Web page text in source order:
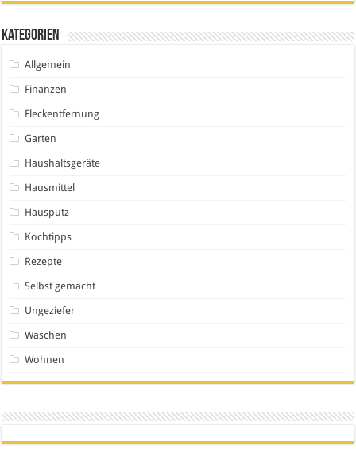
Kategorien
Allgemein
Finanzen
Fleckentfernung
Garten
Haushaltsgeräte
Hausmittel
Hausputz
Kochtipps
Rezepte
Selbst gemacht
Ungeziefer
Waschen
Wohnen